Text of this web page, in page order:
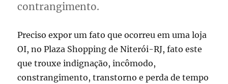
contrangimento.
Preciso expor um fato que ocorreu em uma loja
OI, no Plaza Shopping de Niterói-RJ, fato este
que trouxe indignação, incômodo,
constrangimento, transtorno e perda de tempo